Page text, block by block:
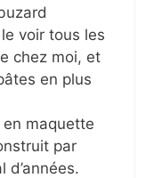
voir tous les
chez moi, et
en plus
maquette
par
d’années.